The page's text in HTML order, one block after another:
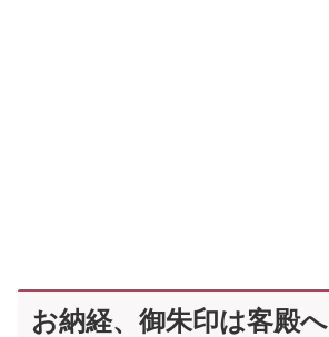
お納経、御朱印は客殿へ